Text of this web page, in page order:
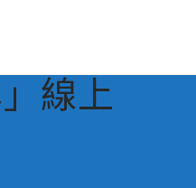
線上